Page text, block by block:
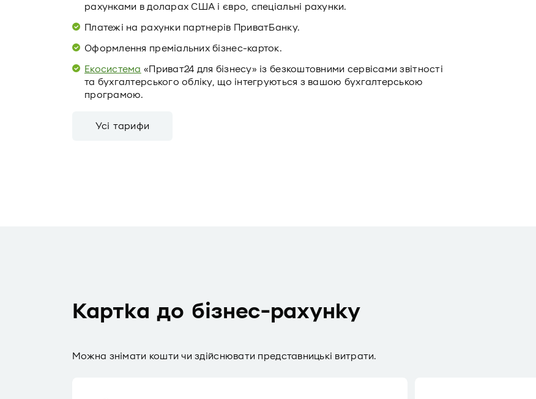
рахунками в доларах США і євро, спеціальні рахунки.
Платежі на рахунки партнерів ПриватБанку.
Оформлення преміальних бізнес-карток.
Екосистема «Приват24 для бізнесу» із безкоштовними сервісами звітності
та бухгалтерського обліку, що інтегруються з вашою бухгалтерською
програмою.
Усі тарифи
Картка до бізнес-рахунку
Можна знімати кошти чи здійснювати представницькі витрати.